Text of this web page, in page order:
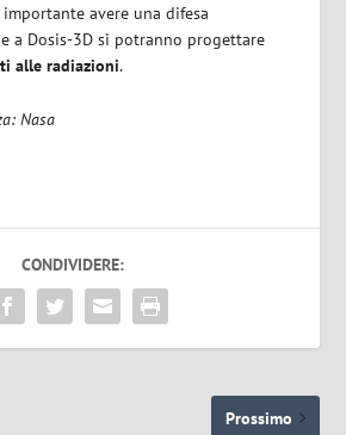
avere una difesa
a Dosis-3D si potranno progettare
alle radiazioni.
Nasa
CONDIVIDERE:
Prossimo